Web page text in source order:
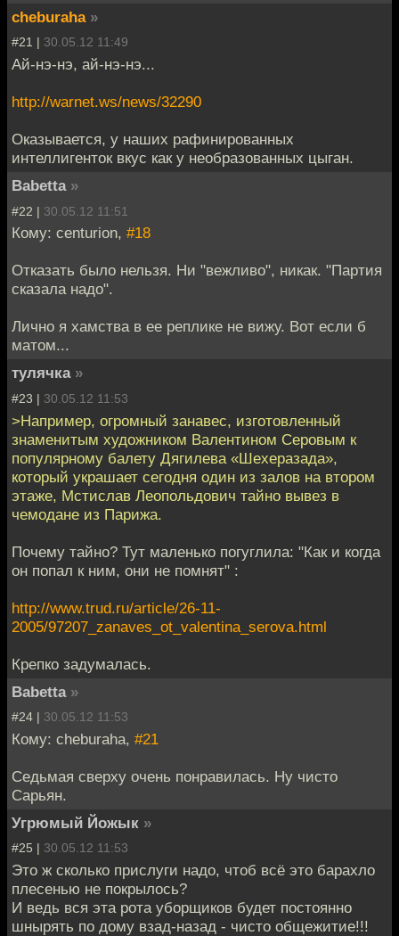
cheburaha »
#21 | 30.05.12 11:49
Ай-нэ-нэ, ай-нэ-нэ...
http://warnet.ws/news/32290
Оказывается, у наших рафинированных
интеллигенток вкус как у необразованных цыган.
Babetta »
#22 | 30.05.12 11:51
Кому: centurion, #18
Отказать было нельзя. Ни "вежливо", никак. "Партия
сказала надо".
Лично я хамства в ее реплике не вижу. Вот если б
матом...
тулячка »
#23 | 30.05.12 11:53
>Например, огромный занавес, изготовленный
знаменитым художником Валентином Серовым к
популярному балету Дягилева «Шехеразада»,
который украшает сегодня один из залов на втором
этаже, Мстислав Леопольдович тайно вывез в
чемодане из Парижа.
Почему тайно? Тут маленько погуглила: "Как и когда
он попал к ним, они не помнят" :
http://www.trud.ru/article/26-11-
2005/97207_zanaves_ot_valentina_serova.html
Крепко задумалась.
Babetta »
#24 | 30.05.12 11:53
Кому: cheburaha, #21
Седьмая сверху очень понравилась. Ну чисто
Сарьян.
Угрюмый Йожык »
#25 | 30.05.12 11:53
Это ж сколько прислуги надо, чтоб всё это барахло
плесенью не покрылось?
И ведь вся эта рота уборщиков будет постоянно
шнырять по дому взад-назад - чисто общежитие!!!